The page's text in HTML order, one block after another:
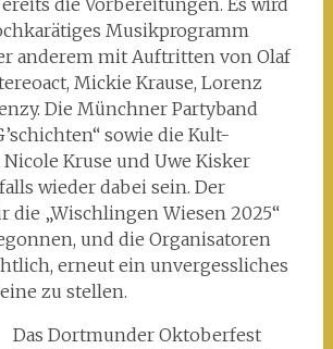
Musikprogramm
anderem mit Auftritten von Olaf
Mickie Krause, Lorenz
Die Münchner Partyband
sowie die Kult-
Kruse und Uwe Kisker
wieder dabei sein. Der
die „Wischlingen Wiesen 2025“
und die Organisatoren
erneut ein unvergessliches
zu stellen.
Das Dortmunder Oktoberfest